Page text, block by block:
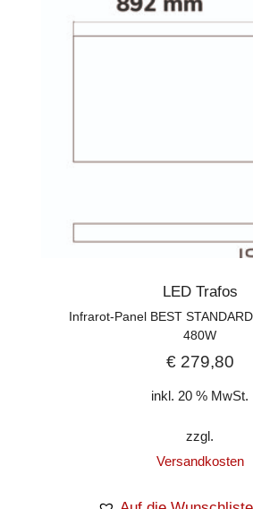
LED Trafos
Infrarot-Panel BEST
480W
€279,80
inkl. 20 % MwSt.
zzgl.
Versandkosten